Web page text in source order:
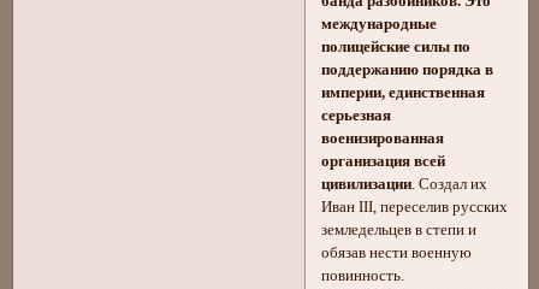
международные
полицейские силы по
поддержанию порядка в
империи, единственная
серьезная
военизированная
организация всей
цивилизации. Создал их
Иван III, переселив русских
земледельцев в степи и
обязав нести военную
повинность.